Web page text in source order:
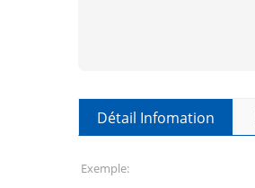
Détail Infomation
Exemple: